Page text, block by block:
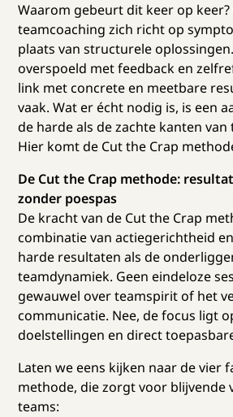
Waarom gebeurt dit keer op keer?
teamcoaching zich richt op
plaats van structurele
overspoeld met feedback en
link met concrete en meetbare
vaak. Wat er écht nodig is, is een
de harde als de zachte kanten van
Hier komt de Cut the Crap
De Cut the Crap methode:
zonder poespas
De kracht van de Cut the Crap
combinatie van actiegerichtheid
harde resultaten als de
teamdynamiek. Geen eindeloze
gewauwel over teamspirit of het
communicatie. Nee, de focus ligt
doelstellingen en direct
Laten we eens kijken naar de vier
methode, die zorgt voor blijvende
teams: